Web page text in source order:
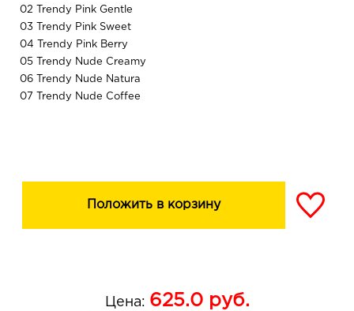
02 Trendy Pink Gentle
03 Trendy Pink Sweet
04 Trendy Pink Berry
05 Trendy Nude Creamy
06 Trendy Nude Natura
07 Trendy Nude Coffee
16 Trendy Wine Plum
Тон 17 Peach (limited) — персиковый
тон 23 Gentle Pink – персиково-розовый
Положить в корзину
Цена: 625.0руб.